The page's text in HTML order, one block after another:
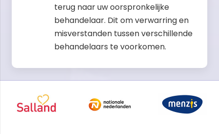
terug naar uw oorspronkelijke
behandelaar. Dit om verwarring en
misverstanden tussen verschillende
behandelaars te voorkomen.